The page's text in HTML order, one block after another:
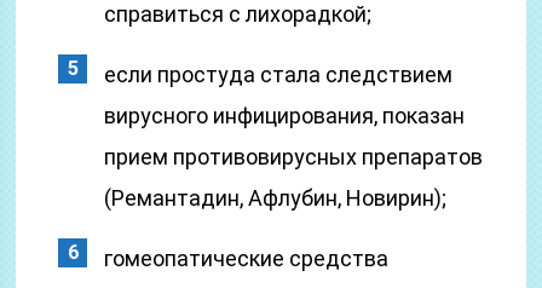
справиться с лихорадкой;
если простуда стала следствием
вирусного инфицирования, показан
прием противовирусных препаратов
(Ремантадин, Афлубин, Новирин);
гомеопатические средства